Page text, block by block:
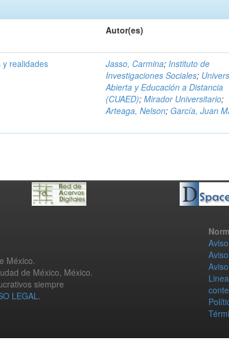
Autor(es)
y realidades Jasso, Carmina;Instituto de
Investigaciones Sociales;
Abierta y Educación a Distancia
(CUAED);Mirador Universitario;
Arteaga, Nelson; García, Juan
México.
de México, México.
siempre
LEGAL.